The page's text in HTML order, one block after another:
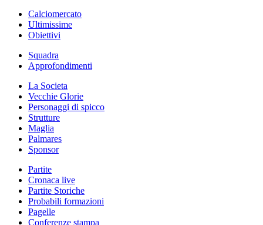
Calciomercato
Ultimissime
Obiettivi
Squadra
Approfondimenti
La Societa
Vecchie Glorie
Personaggi di spicco
Strutture
Maglia
Palmares
Sponsor
Partite
Cronaca live
Partite Storiche
Probabili formazioni
Pagelle
Conferenze stampa